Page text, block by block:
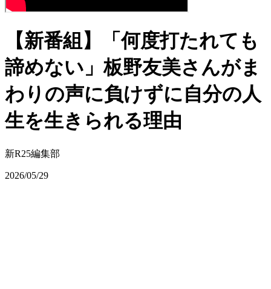
【新番組】「何度打たれても
諦めない」板野友美さんがま
わりの声に負けずに自分の人
生を生きられる理由
新R25編集部
2026/05/29